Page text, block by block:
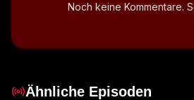
Noch keine Kommentare.
Ähnliche Episoden